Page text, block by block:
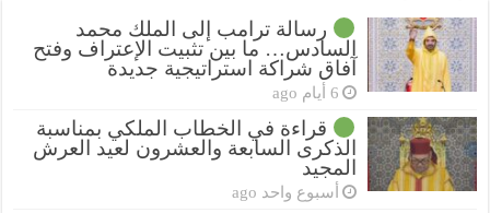
رسالة ترامب إلى الملك محمد
السادس… ما بين تثبيت الإعتراف وفتح
آفاق شراكة استراتيجية جديدة
6 أيام ago
قراءة في الخطاب الملكي بمناسبة
الذكرى السابعة والعشرون لعيد العرش
المجيد
أسبوع واحد ago